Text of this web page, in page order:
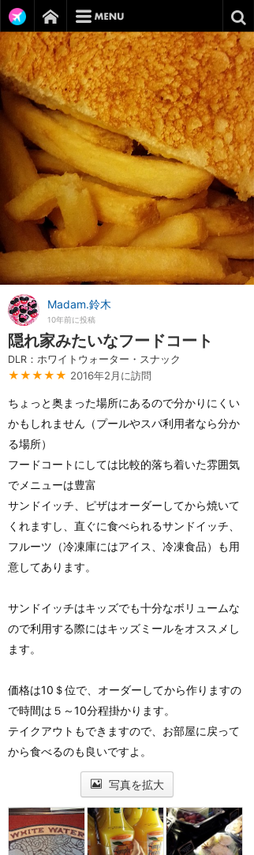
Madam.鈴木
10年前に投稿
隠れ家みたいなフードコート
DLR：ホワイトウォーター・スナック
★★★★★ 2016年2月に訪問
ちょっと奥まった場所にあるので分かりにくい
かもしれません（プールやスパ利用者なら分か
る場所）
フードコートにしては比較的落ち着いた雰囲気
でメニューは豊富
サンドイッチ、ピザはオーダーしてから焼いて
くれますし、直ぐに食べられるサンドイッチ、
フルーツ（冷凍庫にはアイス、冷凍食品）も用
意してあります。
サンドイッチはキッズでも十分なボリュームな
ので利用する際にはキッズミールをオススメし
ます。
価格は10＄位で、オーダーしてから作りますの
で時間は５～10分程掛かります。
テイクアウトもできますので、お部屋に戻って
から食べるのも良いですよ。
写真を拡大